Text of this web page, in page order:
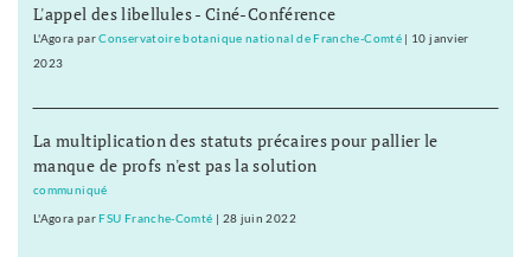
L'appel des libellules - Ciné-Conférence
L'Agora parConservatoire botanique national de Franche-Comté| 10 janvier
2023
La multiplication des statuts précaires pour pallier le
manque de profs n'est pas la solution
communiqué
L'Agora parFSU Franche-Comté | 28 juin 2022